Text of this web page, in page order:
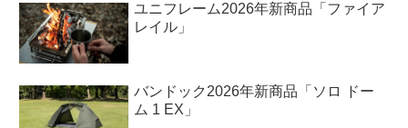
ユニフレーム2026年新商品「ファイア
レイル」
バンドック2026年新商品「ソロ ドー
ム 1 EX」